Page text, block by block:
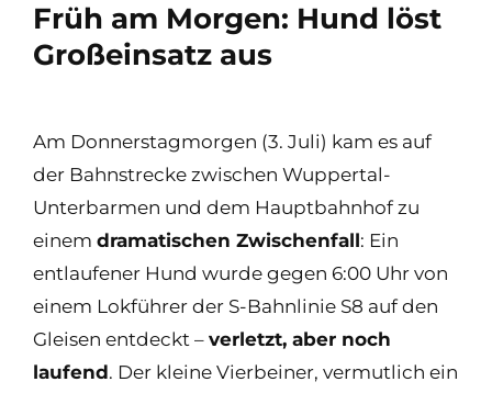
Früh am Morgen: Hund löst
Großeinsatz aus
Am Donnerstagmorgen (3. Juli) kam es auf
der Bahnstrecke zwischen Wuppertal-
Unterbarmen und dem Hauptbahnhof zu
einem dramatischen Zwischenfall: Ein
entlaufener Hund wurde gegen 6:00 Uhr von
einem Lokführer der S-Bahnlinie S8 auf den
Gleisen entdeckt – verletzt, aber noch
laufend. Der kleine Vierbeiner, vermutlich ein